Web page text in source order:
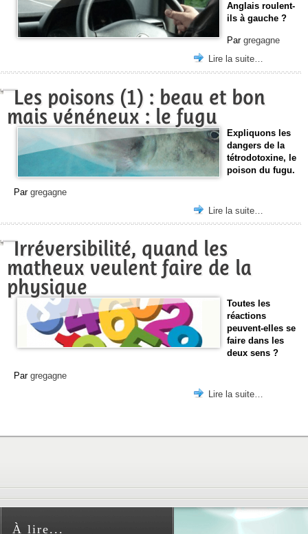
Anglais roulent-
ils à gauche ?
Par gregagne
Lire la suite…
Les poisons (1) : beau et bon
mais vénéneux : le fugu
Expliquons les
dangers de la
tétrodotoxine, le
poison du fugu.
Par gregagne
Lire la suite…
Irréversibilité, quand les
matheux veulent faire de la
physique
Toutes les
réactions
peuvent-elles se
faire dans les
deux sens ?
Par gregagne
Lire la suite…
À lire...